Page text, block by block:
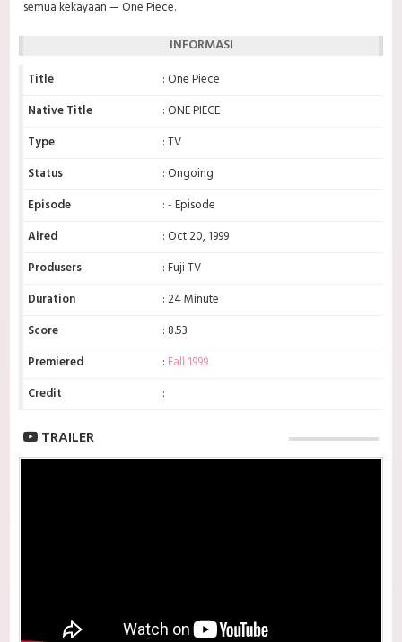
semua kekayaan — One Piece.
INFORMASI
Title
: One Piece
Native Title
: ONE PIECE
Type
: TV
Status
: Ongoing
Episode
: - Episode
Aired
: Oct 20, 1999
Produsers
: Fuji TV
Duration
: 24 Minute
Score
: 8.53
Premiered
: Fall 1999
Credit
:
TRAILER